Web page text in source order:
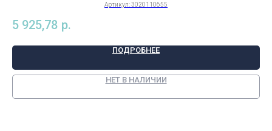
Артикул:3020110655
5 925,78 р.
ПОДРОБНЕЕ
НЕТ В НАЛИЧИИ